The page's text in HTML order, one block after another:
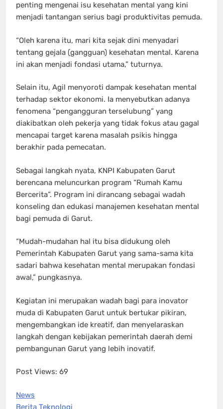
penting mengenai isu kesehatan mental yang kini
menjadi tantangan serius bagi produktivitas pemuda.
“Oleh karena itu, mari kita sejak dini menyadari
tentang gejala (gangguan) kesehatan mental. Karena
ini akan menjadi fondasi utama,” tuturnya.
Selain itu, Agil menyoroti dampak kesehatan mental
terhadap sektor ekonomi. Ia menyebutkan adanya
fenomena “pengangguran terselubung” yang
diakibatkan oleh pekerja yang tidak fokus atau gagal
mencapai target karena masalah psikis hingga
berakhir pada pemecatan.
Sebagai langkah nyata, KNPI Kabupaten Garut
berencana meluncurkan program “Rumah Kamu
Bercerita”. Program ini dirancang sebagai wadah
konseling dan edukasi manajemen kesehatan mental
bagi pemuda di Garut.
“Mudah-mudahan hal itu bisa didukung oleh
Pemerintah Kabupaten Garut yang sama-sama kita
sadari bahwa kesehatan mental merupakan fondasi
awal,” pungkasnya.
Kegiatan ini merupakan wadah bagi para inovator
muda di Kabupaten Garut untuk bertukar pikiran,
mengembangkan ide kreatif, dan menyelaraskan
langkah dengan kebijakan pemerintah daerah demi
pembangunan Garut yang lebih inovatif.
Post Views: 69
News
Berita Teknologi